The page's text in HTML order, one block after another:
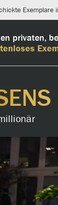
Exemplare
privaten,